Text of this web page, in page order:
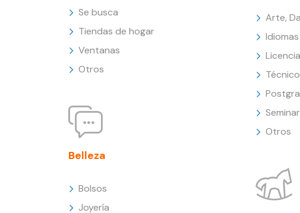
Se busca
Tiendas de hogar
Ventanas
Otros
Belleza
Bolsos
Joyería
Arte,
Idiomas
Otros